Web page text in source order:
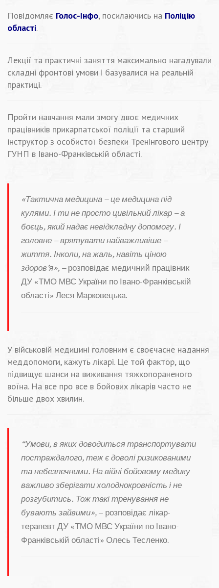
Повідомляє Голос-Інфо, посилаючись на Поліцію
області.
Лекції та практичні заняття максимально нагадували
складні фронтові умови і базувалися на реальній
практиці.
Пройти навчання мали змогу двоє медичних
працівників прикарпатської поліції та старший
інструктор з особистої безпеки Тренінгового центру
ГУНП в Івано-Франківській області.
«Тактична медицина – це медицина під
кулями. І ти не просто цивільний лікар – а
боєць, який надає невідкладну допомогу. І
головне – врятувати найважливіше –
життя. Інколи, на жаль, навіть ціною
здоров’я», –розповідає медичний працівник
ДУ «ТМО МВС України по Івано-Франківській
області» Леся Марковецька.
У військовій медицині головним є своєчасне надання
меддопомоги, кажуть лікарі. Це той фактор, що
підвищує шанси на виживання тяжкопораненого
воїна. На все про все в бойових лікарів часто не
більше двох хвилин.
“Умови, в яких доводиться транспортувати
постраждалого, теж є доволі ризикованими
та небезпечними. На війні бойовому медику
важливо зберігати холоднокровність і не
розгубитись. Тож такі тренування не
бувають зайвими», – розповідає лікар-
терапевт ДУ «ТМО МВС України по Івано-
Франківській області» Олесь Тесленко.